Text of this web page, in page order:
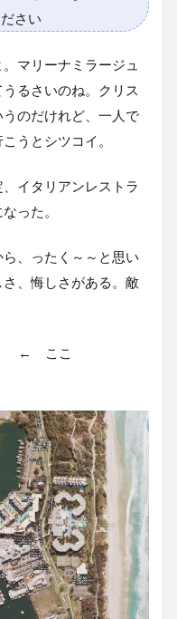
さい
マリーナミラージュ
るさいのね。クリス
のだけれど、一人で
うとシツコイ。
イタリアンレストラ
った。
、ったく～～と思い
、悔しさがある。敵
← ここ